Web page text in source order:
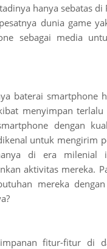
hanya sebatas di
dunia game
sebagai media
baterai smartphone
menyimpan
dengan
untuk mengirim
di era milenial
aktivitas mereka.
mereka
fitur-fitur di